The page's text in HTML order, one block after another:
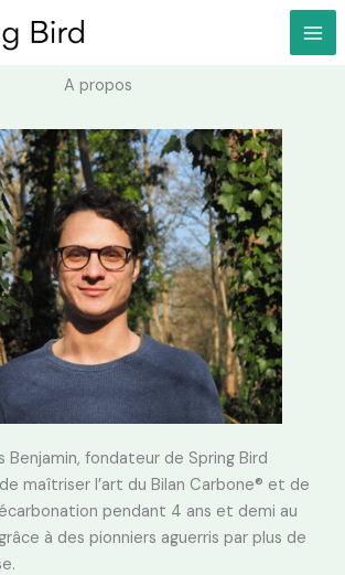
A propos
Benjamin, fondateur de Spring Bird
maîtriser l’art du Bilan Carbone® et de
pendant 4 ans et demi au
à des pionniers aguerris par plus de